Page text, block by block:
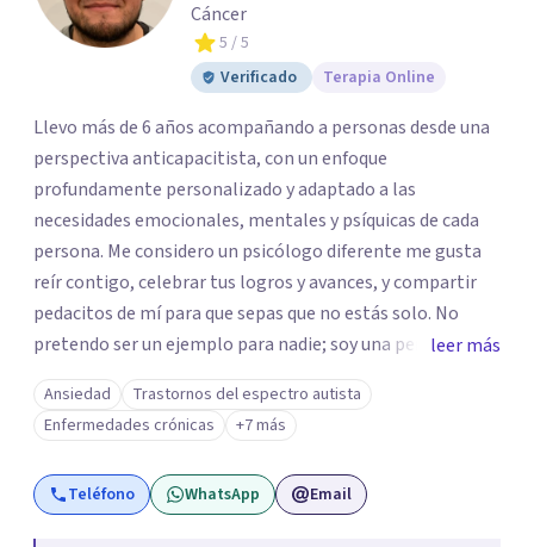
Cáncer
5 / 5
Verificado
Terapia Online
Llevo más de 6 años acompañando a personas desde una
perspectiva anticapacitista, con un enfoque
profundamente personalizado y adaptado a las
necesidades emocionales, mentales y psíquicas de cada
persona. Me considero un psicólogo diferente me gusta
reír contigo, celebrar tus logros y avances, y compartir
pedacitos de mí para que sepas que no estás solo. No
pretendo ser un ejemplo para nadie; soy una persona que
también sufre, llora, ríe y grita. Para mí, tu salud, tu paz y
tu tranquilidad siempre estarán por encima de lo
económico. A lo largo de mi camino he cuestionado
muchas de las reglas rígidas que aprendí en la formación
tradicional, porque creo que antes que las técnicas se
leer más
Ansiedad
Trastornos del espectro autista
Enfermedades crónicas
+7 más
Teléfono WhatsApp Email